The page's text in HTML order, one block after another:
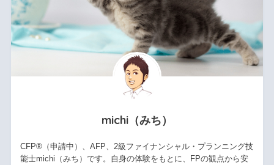
michi（みち）
CFP®（申請中）、AFP、2級ファイナンシャル・プランニング技
能士michi（みち）です。自身の体験をもとに、FPの観点から安